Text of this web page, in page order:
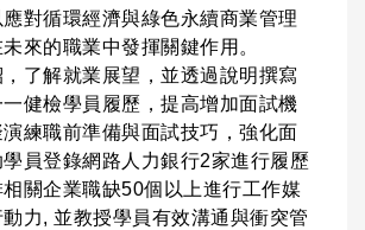
對循環經濟與綠色永續商業管理
來的職業中發揮關鍵作用。
了解就業展望，並透過說明撰寫
健檢學員履歷，提高增加面試機
練職前準備與面試技巧，強化面
員登錄網路人力銀行2家進行履歷
關企業職缺50個以上進行工作媒
力, 並教授學員有效溝通與衝突管